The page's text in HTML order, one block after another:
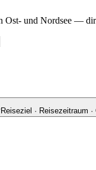
Ost- und Nordsee —
Reiseziel · Reisezeitraum ·